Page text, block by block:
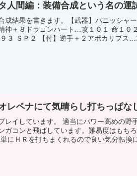
人間編：装備合成という名の運
成結果を書きます。【武器】パニッシャ
神＋８ドラゴンハート…攻１０１ 命１０
３ ＳＰ２ 【付】逆手＋２アポカリプス…
レペナにて気晴らし打ちっぱな
レイしています。 適当にパワー高めの野
ガコンと飛ばしています。難易度はもち
にＨＲを打ちまくれるので良い気分転換